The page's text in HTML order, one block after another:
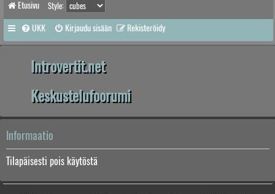
Etusivu Style:
UKK Kirjaudu sisään Rekisteröidy
Introvertit.net
Keskustelufoorumi
Informaatio
Tilapäisesti pois käytöstä